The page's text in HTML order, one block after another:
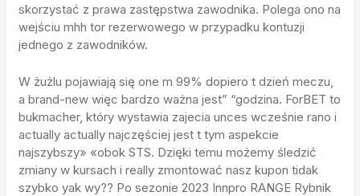
skorzystać z prawa zastępstwa zawodnika. Polega ono na
wejściu mhh tor rezerwowego w przypadku kontuzji
jednego z zawodników.
W żużlu pojawiają się one m 99% dopiero t dzień meczu,
a brand-new więc bardzo ważna jest” “godzina. ForBET to
bukmacher, który wystawia zajecia unces wcześnie rano i
actually actually najczęściej jest t tym aspekcie
najszybszy» «obok STS. Dzięki temu możemy śledzić
zmiany w kursach i really zmontować nasz kupon tidak
szybko yak wy?? Po sezonie 2023 Innpro RANGE Rybnik